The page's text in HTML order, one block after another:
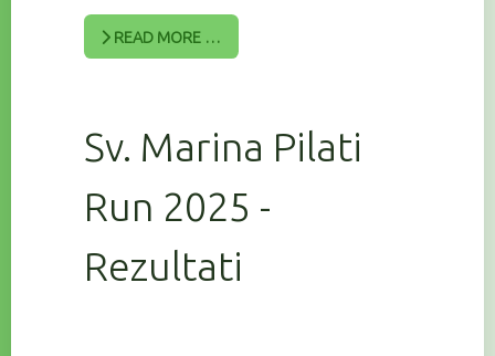
READ MORE …
Sv. Marina Pilati
Run 2025 -
Rezultati